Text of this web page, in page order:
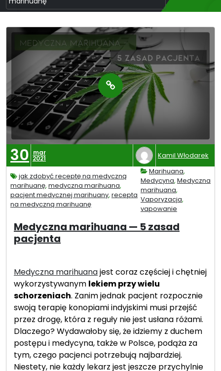
30 mar
2021 Kamil Włodarek
jak zdobyć receptę na medyczną
marihuanę, medyczna marihuana,
pacjent medycznej marihuany, recepta
na medyczną marihuanę
Marihuana,
Medycyna, Medyczna
marihuana,
Vaporyzacja,
vapowanie
Medyczna marihuana — 5 zasad
pacjenta
Medyczna marihuanajest coraz częściej i chętniej
wykorzystywanym lekiem przy wielu
schorzeniach. Zanim jednak pacjent rozpocznie
swoją terapię konopiami indyjskimi musi przejść
przez drogę, która z reguły nie jest usłana różami.
Dlaczego? Wydawałoby się, że idziemy z duchem
postępu i medycyna, także w Polsce, podąża za
tym, czego pacjenci potrzebują najbardziej.
Niestety, nie każdy lekarz jest jeszcze przychylnie